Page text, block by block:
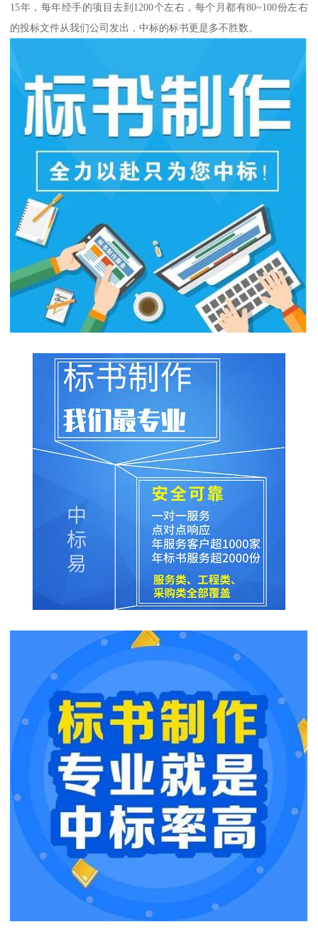
15年，每年经手的项目去到1200个左右，每个月都有80~100份左右
的投标文件从我们公司发出，中标的标书更是多不胜数。